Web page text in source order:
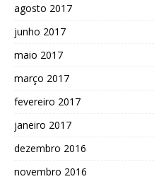
agosto 2017
junho 2017
maio 2017
março 2017
fevereiro 2017
janeiro 2017
dezembro 2016
novembro 2016